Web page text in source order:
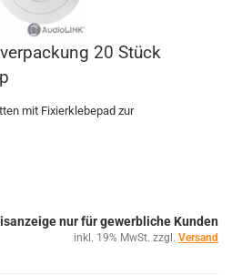
20 Stück
mit Fixierklebepad zur
nur für gewerbliche Kunden
inkl. 19% MwSt. zzgl. Versand